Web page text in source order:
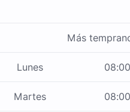
Más
Lunes 08:00
Martes 08:00